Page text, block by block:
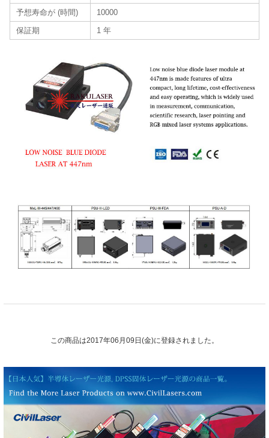
予想寿命が (時間)
10000
保証期
1 年
この商品は2017年06月09日(金)に登録されました。